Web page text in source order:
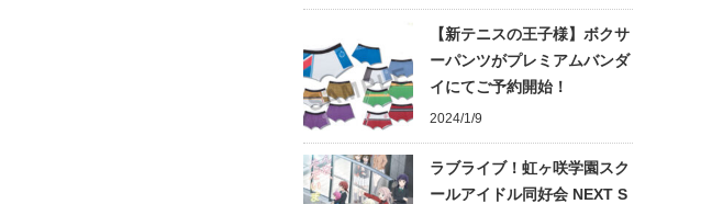
【新テニスの王子様】ボクサ
ーパンツがプレミアムバンダ
イにてご予約開始！
2024/1/9
ラブライブ！虹ヶ咲学園スク
ールアイドル同好会 NEXT S